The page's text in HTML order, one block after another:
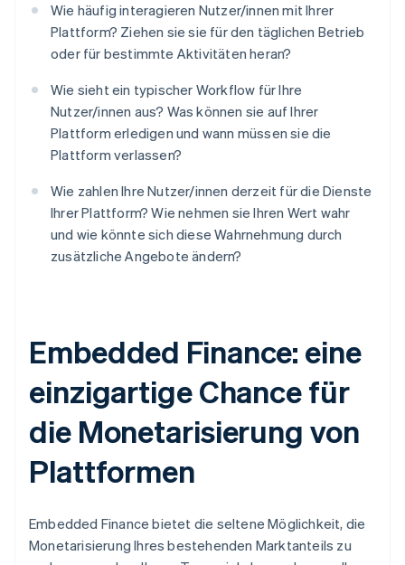
Wie häufig interagieren Nutzer/innen mit Ihrer
Plattform? Ziehen sie sie für den täglichen Betrieb
oder für bestimmte Aktivitäten heran?
Wie sieht ein typischer Workflow für Ihre
Nutzer/innen aus? Was können sie auf Ihrer
Plattform erledigen und wann müssen sie die
Plattform verlassen?
Wie zahlen Ihre Nutzer/innen derzeit für die Dienste
Ihrer Plattform? Wie nehmen sie Ihren Wert wahr
und wie könnte sich diese Wahrnehmung durch
zusätzliche Angebote ändern?
Embedded Finance: eine
einzigartige Chance für
die Monetarisierung von
Plattformen
Embedded Finance bietet die seltene Möglichkeit, die
Monetarisierung Ihres bestehenden Marktanteils zu
English
Belgien
Nederlands Français English
Brasilien
Português
Bulgarien
Dänemark
Deutsch English
Estland